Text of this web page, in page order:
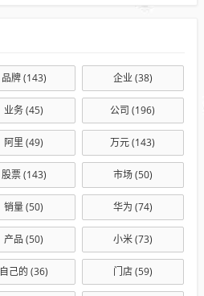
品牌(143) 企业(38)
业务(45) 公司 (196)
阿里(49) 万元(143)
股票(143) 市场(50)
销量(50) 华为 (74)
产品 (50) 小米(73)
自己的 (36) 门店(59)